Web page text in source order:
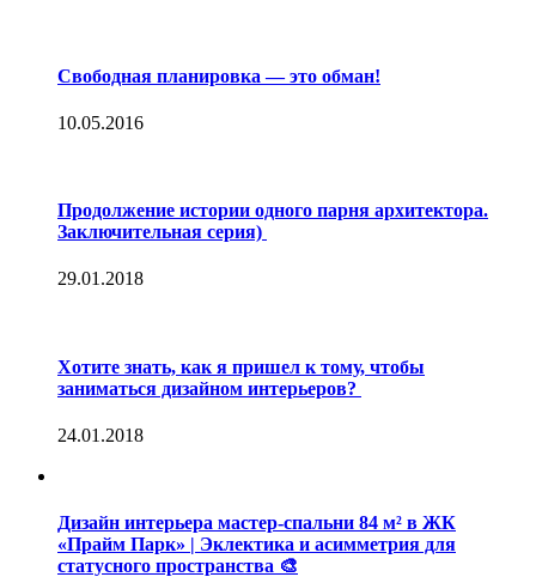
Свободная планировка — это обман!
10.05.2016
Продолжение истории одного парня архитектора.
Заключительная серия)
29.01.2018
Хотите знать, как я пришел к тому, чтобы
заниматься дизайном интерьеров?
24.01.2018
Дизайн интерьера мастер-спальни 84 м² в ЖК
«Прайм Парк» | Эклектика и асимметрия для
статусного пространства 🎨